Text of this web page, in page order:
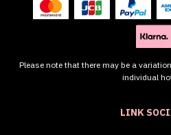
LINK
Please note that there may be a
individual